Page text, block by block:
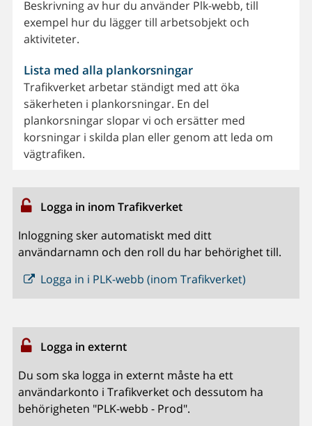
Beskrivning av hur du använder Plk-webb, till
exempel hur du lägger till arbetsobjekt och
aktiviteter.
Lista med alla plankorsningar
Trafikverket arbetar ständigt med att öka
säkerheten i plankorsningar. En del
plankorsningar slopar vi och ersätter med
korsningar i skilda plan eller genom att leda om
vägtrafiken.
Logga in inom Trafikverket
Inloggning sker automatiskt med ditt
användarnamn och den roll du har behörighet till.
Logga in i PLK-webb (inom Trafikverket)
Logga in externt
Du som ska logga in externt måste ha ett
användarkonto i Trafikverket och dessutom ha
behörigheten "PLK-webb - Prod".